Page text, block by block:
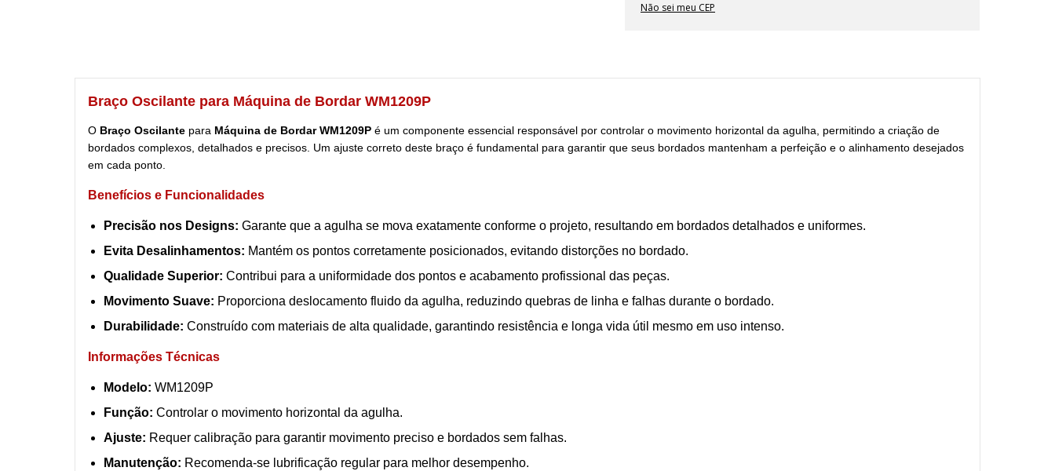
Não sei meu CEP
Braço Oscilante para Máquina de Bordar WM1209P
O Braço Oscilante para Máquina de Bordar WM1209P é um componente essencial responsável por controlar o movimento horizontal da agulha, permitindo a criação de
bordados complexos, detalhados e precisos. Um ajuste correto deste braço é fundamental para garantir que seus bordados mantenham a perfeição e o alinhamento desejados
em cada ponto.
Benefícios e Funcionalidades
Precisão nos Designs: Garante que a agulha se mova exatamente conforme o projeto, resultando em bordados detalhados e uniformes.
Evita Desalinhamentos: Mantém os pontos corretamente posicionados, evitando distorções no bordado.
Qualidade Superior: Contribui para a uniformidade dos pontos e acabamento profissional das peças.
Movimento Suave: Proporciona deslocamento fluido da agulha, reduzindo quebras de linha e falhas durante o bordado.
Durabilidade: Construído com materiais de alta qualidade, garantindo resistência e longa vida útil mesmo em uso intenso.
Informações Técnicas
Modelo: WM1209P
Função: Controlar o movimento horizontal da agulha.
Ajuste: Requer calibração para garantir movimento preciso e bordados sem falhas.
Manutenção: Recomenda-se lubrificação regular para melhor desempenho.